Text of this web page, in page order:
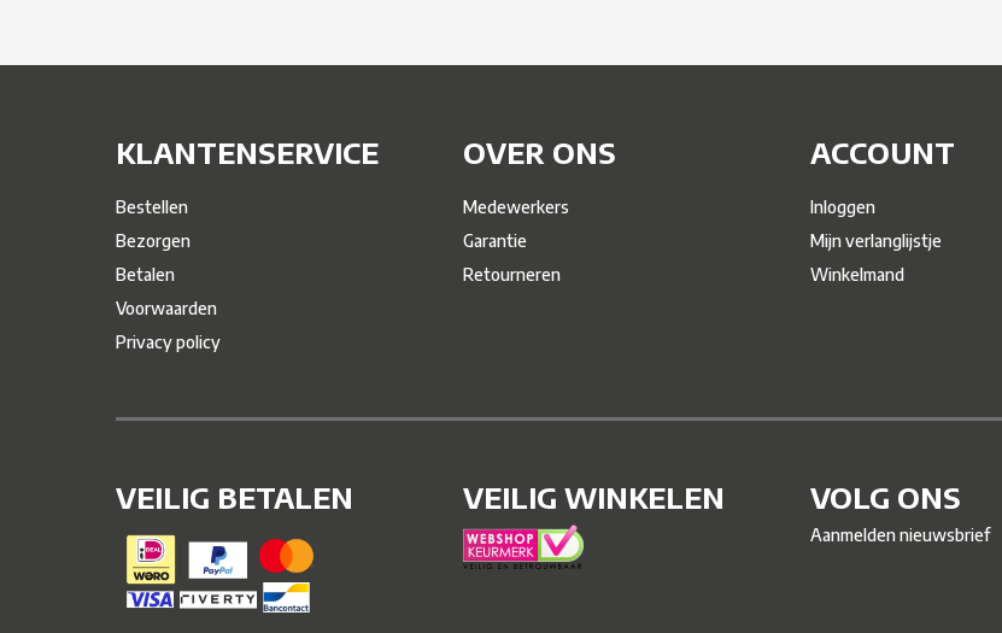
KLANTENSERVICE
Bestellen
Bezorgen
Betalen
Voorwaarden
Privacy policy
OVER ONS
Medewerkers
Garantie
Retourneren
ACCOUNT
Inloggen
Mijn verlanglijstje
Winkelmand
VEILIG BETALEN VEILIG WINKELEN VOLG ONS
Aanmelden nieuwsbrief